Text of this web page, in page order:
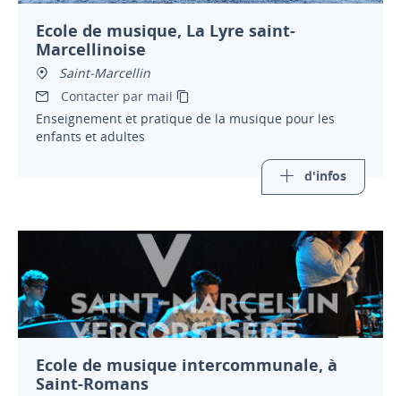
Ecole de musique, La Lyre saint-
Marcellinoise
Saint-Marcellin
Contacter par mail
Enseignement et pratique de la musique pour les
enfants et adultes
d'infos
Ecole de musique intercommunale, à
Saint-Romans